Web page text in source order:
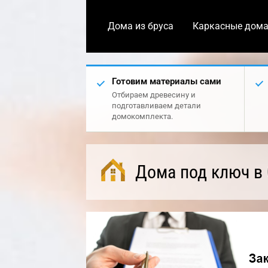
Дома из бруса Каркасные дома
Готовим материалы сами
Отбираем древесину и
подготавливаем детали
домокомплекта.
Дома под ключ в